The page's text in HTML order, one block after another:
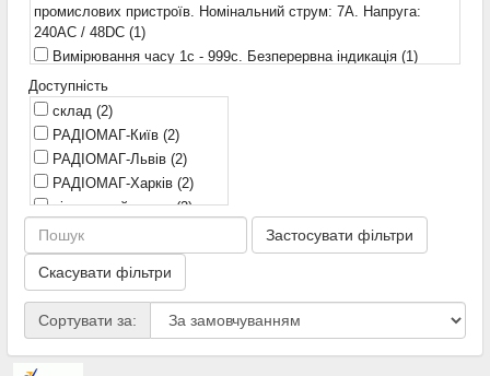
промислових пристроїв. Номінальний струм: 7A. Напруга:
240AC / 48DC (1)
Вимірювання часу 1с - 999с. Безперервна індикація (1)
Реальна індикація в природних одиницях будь-яких
фізичних величин, представлених напругою. Індивідуальне,
під кожен датчик, калібрування шкали у двох точках, у т.ч. зі
зсувом нуля, наприклад для сигналу 4...20mA. Чутливість 3V.
Вихід "Більше порога" з регульованим гістерезисом. Задання
порога в природних одиницях фізичної величини.
Чохол для SSD 2.5 до 3.5
3-фазний конденсатор. Cn = 3 * 23μF. Un = 750VAC. Imax = 3
* 43A(1)
Доступність
склад (2)
РАДІОМАГ-Київ (2)
РАДІОМАГ-Львів (2)
РАДІОМАГ-Харків (2)
віддалений склад(2)
РАДІОМАГ-Дніпро
Застосувати фільтри
Скасувати фільтри
Сортувати за: